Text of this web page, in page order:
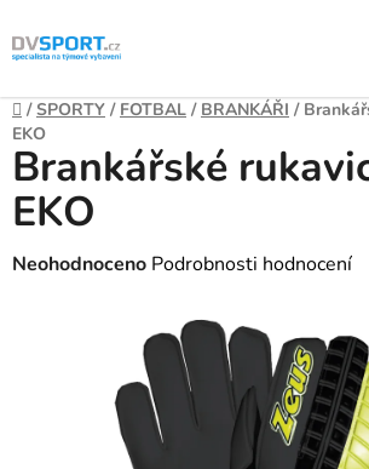
Přejít
na
Domů
/ SPORTY / FOTBAL / BRANKÁŘI /
EKO
Brankářské
EKO
Průměrné
Neohodnoceno Podrobnosti hodnocení